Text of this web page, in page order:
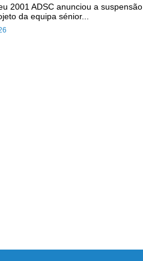
2001 ADSC anunciou a suspensão
da equipa sénior...